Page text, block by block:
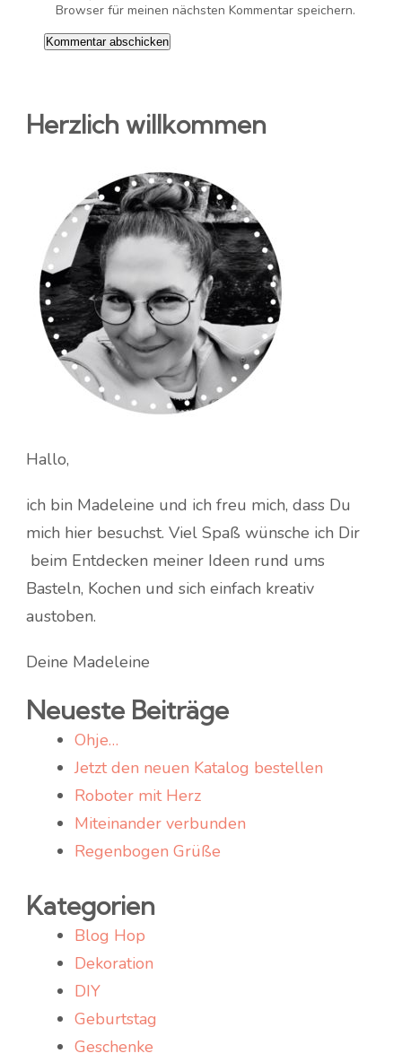
Browser für meinen nächsten Kommentar speichern.
Herzlich willkommen
Hallo,
ich bin Madeleine und ich freu mich, dass Du
mich hier besuchst. Viel Spaß wünsche ich Dir
beim Entdecken meiner Ideen rund ums
Basteln, Kochen und sich einfach kreativ
austoben.
Deine Madeleine
Neueste Beiträge
Ohje…
Jetzt den neuen Katalog bestellen
Roboter mit Herz
Miteinander verbunden
Regenbogen Grüße
Kategorien
Blog Hop
Dekoration
DIY
Geburtstag
Geschenke